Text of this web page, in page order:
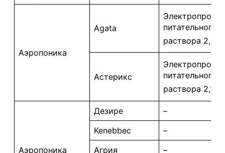
Аэропоника
Agata
питательного
раствора 2,2
Астерикс
питательного
раствора 2,1
Аэропоника
Дезире
–
Kenebbec
–
Агрия
–